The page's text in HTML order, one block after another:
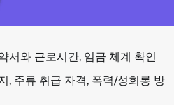
서와 근로시간, 임금 체계 확인
, 주류 취급 자격, 폭력/성희롱 방